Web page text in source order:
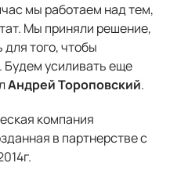
мы работаем над тем,
Мы приняли решение,
того, чтобы
Будем усиливать еще
Андрей Тороповский.
компания
в партнерстве с